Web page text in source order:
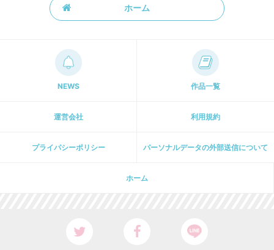
ホーム
NEWS 作品一覧
運営会社 利用規約
プライパシーポリシー パーソナルデータの外部送信について
ホーム